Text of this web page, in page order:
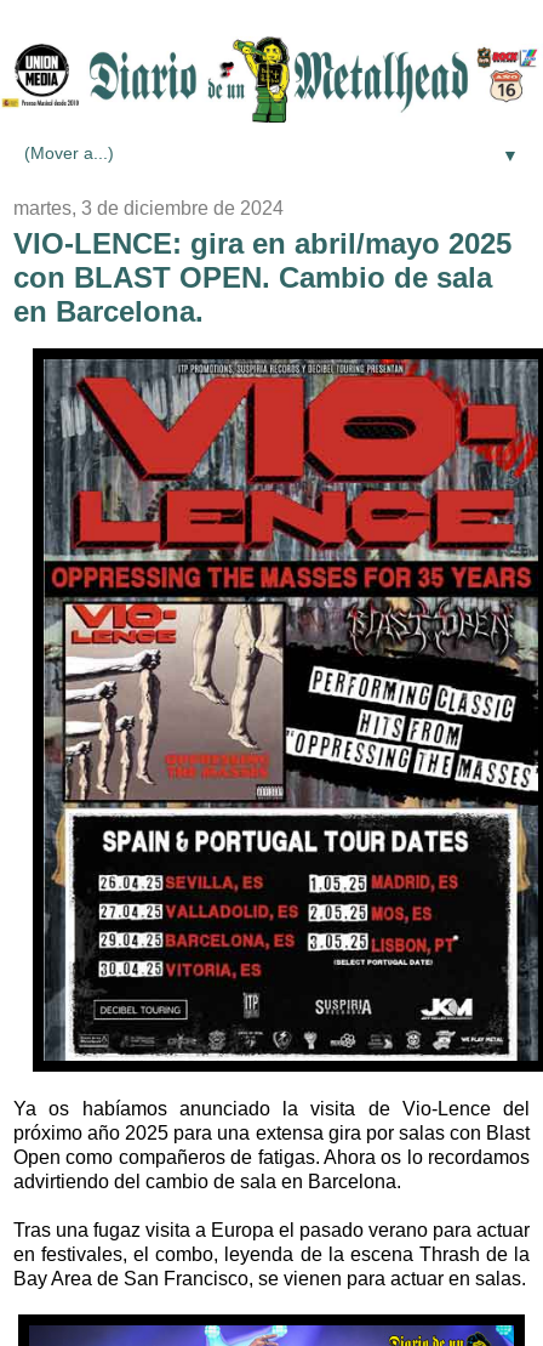
▼
martes, 3 de diciembre de 2024
VIO-LENCE: gira en abril/mayo 2025
con BLAST OPEN. Cambio de sala
en Barcelona.
Ya os habíamos anunciado la visita de Vio-Lence del
próximo año 2025 para una extensa gira por salas con Blast
Open como compañeros de fatigas. Ahora os lo recordamos
advirtiendo del cambio de sala en Barcelona.
Tras una fugaz visita a Europa el pasado verano para actuar
en festivales, el combo, leyenda de la escena Thrash de la
Bay Area de San Francisco, se vienen para actuar en salas.